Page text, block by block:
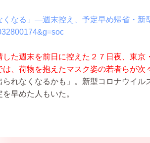
なる」―週末控え、予定早め帰省・新
た週末を前日に控えた２７日夜、東京
、荷物を抱えたマスク姿の若者らが次
られなくなるかも」。新型コロナウイル
早めた人もいた。